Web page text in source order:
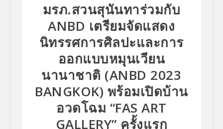
มรภ.สวนสุนันทาร่วมกับ
ANBD เตรียมจัดแสดง
นิทรรศการศิลปะและการ
ออกแบบหมุนเวียน
นานาชาติ (ANBD 2023
BANGKOK) พร้อมเปิดบ้าน
อวดโฉม “FAS ART
GALLERY” ครั้งแรก